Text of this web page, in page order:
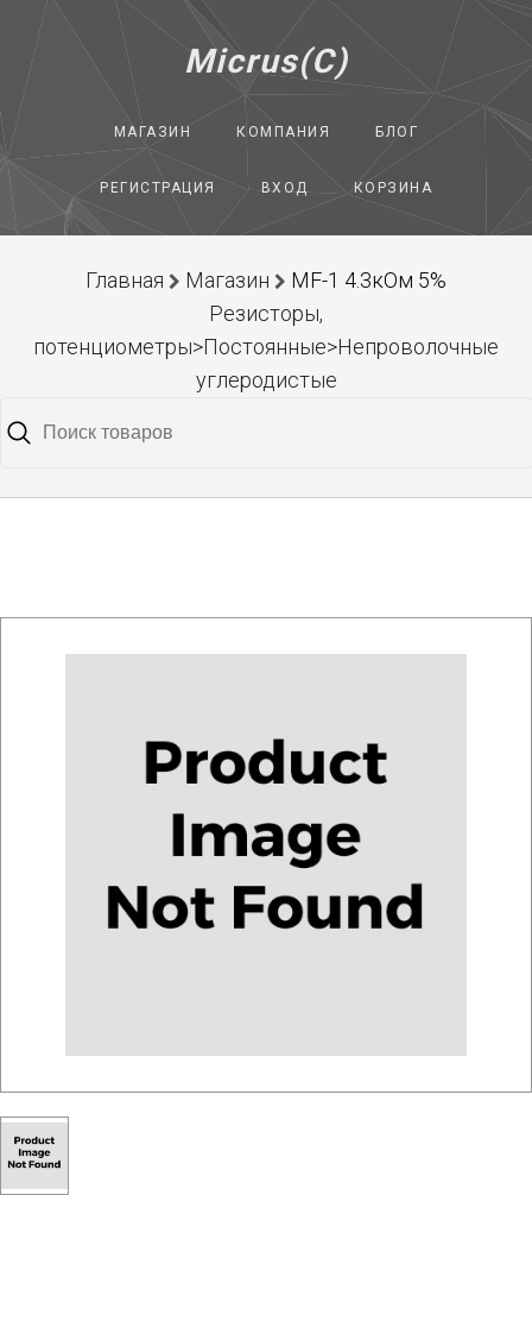
Micrus(C)
МАГАЗИН КОМПАНИЯ БЛОГ
РЕГИСТРАЦИЯ ВХОД КОРЗИНА
Главная Магазин
MF-1 4.3кОм 5%
Резисторы,
потенциометры>Постоянные>Непроволочные
углеродистые